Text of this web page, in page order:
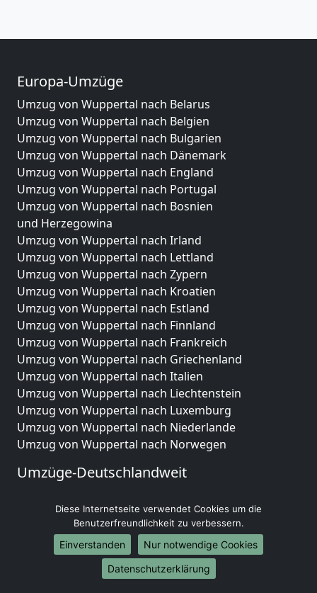
Europa-Umzüge
Umzug von Wuppertal nach Belarus
Umzug von Wuppertal nach Belgien
Umzug von Wuppertal nach Bulgarien
Umzug von Wuppertal nach Dänemark
Umzug von Wuppertal nach England
Umzug von Wuppertal nach Portugal
Umzug von Wuppertal nach Bosnien
und Herzegowina
Umzug von Wuppertal nach Irland
Umzug von Wuppertal nach Lettland
Umzug von Wuppertal nach Zypern
Umzug von Wuppertal nach Kroatien
Umzug von Wuppertal nach Estland
Umzug von Wuppertal nach Finnland
Umzug von Wuppertal nach Frankreich
Umzug von Wuppertal nach Griechenland
Umzug von Wuppertal nach Italien
Umzug von Wuppertal nach Liechtenstein
Umzug von Wuppertal nach Luxemburg
Umzug von Wuppertal nach Niederlande
Umzug von Wuppertal nach Norwegen
Umzüge-Deutschlandweit
Umzug von Wuppertal nach Hamburg
Umzug von Wuppertal nach München
Umzug von Wuppertal nach Köln
Umzug von Wuppertal nach Frankfurt am Main
Umzug von Wuppertal nach Stuttgart
Diese Internetseite verwendet Cookies um die
Benutzerfreundlichkeit zu verbessern.
Einverstanden
Nur notwendige Cookies
Datenschutzerklärung